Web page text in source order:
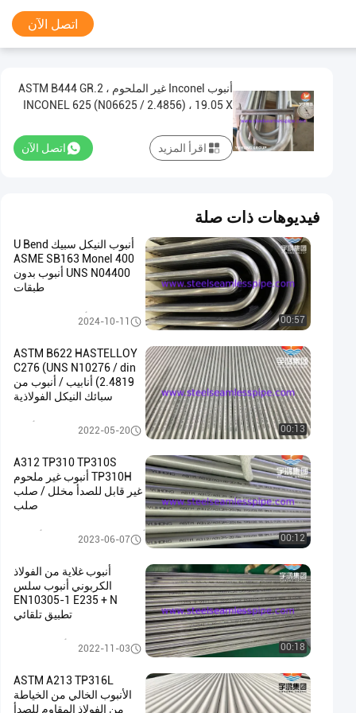
اتصل الآن
أنبوب Inconel غير الملحوم ، ASTM B444 GR.2
INCONEL 625 (N06625 / 2.4856) ، 19.05 X
اتصل الآن اقرأ المزيد
فيديوهات ذات صلة
00:57
أنبوب النيكل سبيك U Bend
ASME SB163 Monel 400
UNS N04400 أنبوب بدون
طبقات
أنبوب مبادل حراري2024-10-11
00:13
ASTM B622 HASTELLOY
C276 (UNS N10276 / din
2.4819) أنابيب / أنبوب من
سبائك النيكل الفولاذية
نيكل سبيكة أنبوب2022-05-20
00:12
A312 TP310 TP310S
TP310H أنبوب غير ملحوم
غير قابل للصدأ مخلل / صلب
صلب
أنابيب الفولاذ المقاوم للصدأ غير ال
2023-06-07
00:18
أنبوب غلاية من الفولاذ
الكربوني أنبوب سلس
EN10305-1 E235 + N
تطبيق تلقائي
2022-11-03
ASTM A213 TP316L
الأنبوب الخالي من الخياطة
من الفولاذ المقاوم للصدأ